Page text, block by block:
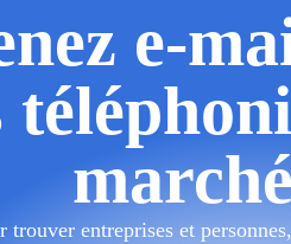
e-
trouver entreprises et